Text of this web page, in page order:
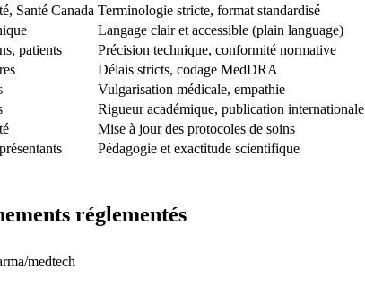
Santé Canada Terminologie stricte, format standardisé
Langage clair et accessible (plain language)
patients
Précision technique, conformité normative
Délais stricts, codage MedDRA
Vulgarisation médicale, empathie
Rigueur académique, publication internationale
Mise à jour des protocoles de soins
Pédagogie et exactitude scientifique
réglementés
medtech